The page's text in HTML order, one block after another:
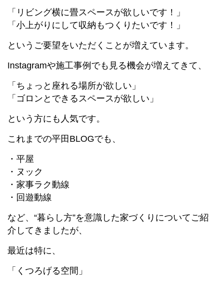
「リビング横に畳スペースが欲しいです！」
「小上がりにして収納もつくりたいです！」
というご要望をいただくことが増えています。
Instagramや施工事例でも見る機会が増えてきて、
「ちょっと座れる場所が欲しい」
「ゴロンとできるスペースが欲しい」
という方にも人気です。
これまでの平田BLOGでも、
・平屋
・ヌック
・家事ラク動線
・回遊動線
など、“暮らし方”を意識した家づくりについてご紹
介してきましたが、
最近は特に、
「くつろげる空間」